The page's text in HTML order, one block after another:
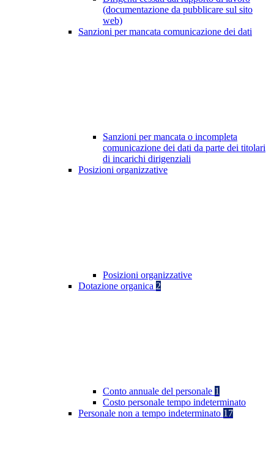
(documentazione da pubblicare sul sito
web)
Sanzioni per mancata comunicazione dei dati
Sanzioni per mancata o incompleta
comunicazione dei dati da parte dei titolari
di incarichi dirigenziali
Posizioni organizzative
Posizioni organizzative
Dotazione organica 2
Conto annuale del personale 1
Costo personale tempo indeterminato
Personale non a tempo indeterminato 17